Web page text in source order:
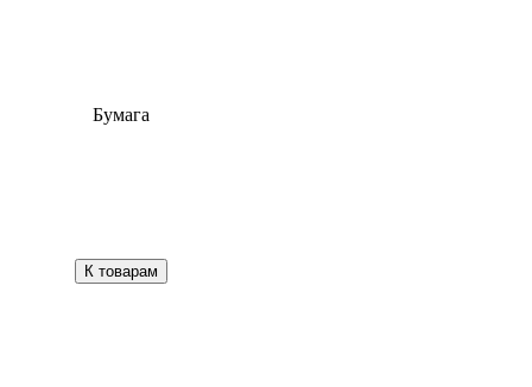
Бумага
К товарам